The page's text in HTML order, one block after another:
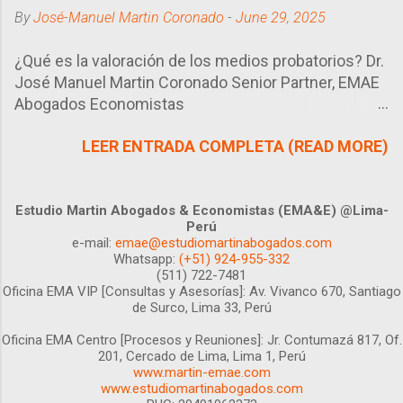
conclusión será la más conveniente en
encuentres.
ByJosé-Manuel Martin Coronado - June 29, 2025
¿Qué es la valoración de los medios probatorios? Dr.
José Manuel Martin Coronado Senior Partner, EMAE
Abogados Economistas
junio 2025 Los medios probatorios que presentan
Peruano. Si bien la valoración de éstos se realiza de
manera conjunta, al momento de sustentarlo en la
resolución sólo se hará mención a las esenciales y
determinantes. ¿Pero quién determina cuáles son
esenciales o determinantes? En principio la Ley,
cuando ésta lo define así, pero en última instancia el
Juez. Esto último genera algún tipo de
incertidumbre a priori a las partes de un proceso, ya
que no saben con anticipación si el juez realmente
LEER ENTRADA COMPLETA (READ MORE)
Estudio Martin Abogados & Economistas (EMA&E) @Lima-
Perú
e-mail: emae@estudiomartinabogados.com
Whatsapp: (+51) 924-955-332
(511) 722-7481
Oficina EMA VIP [Consultas y Asesorías]: Av. Vivanco 670, Santiago
de Surco, Lima 33, Perú
Oficina EMA Centro [Procesos y Reuniones]: Jr. Contumazá 817, Of.
201, Cercado de Lima, Lima 1, Perú
www.martin-emae.com
www.estudiomartinabogados.com